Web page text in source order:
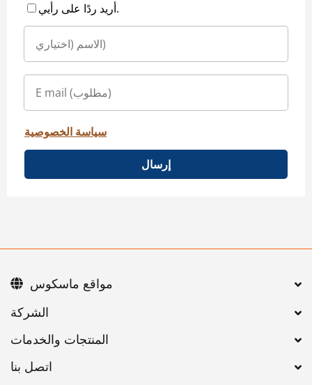
أريد ردًا على رأيي.
سياسة الخصوصية
إرسال
اتصل بنا
مواقع ماسكوس